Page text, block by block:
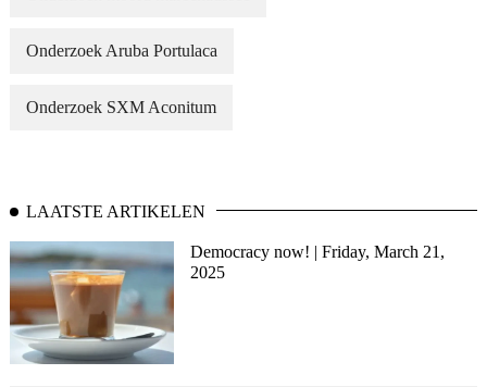
Onderzoek Aruba Portulaca
Onderzoek SXM Aconitum
LAATSTE ARTIKELEN
Democracy now! | Friday, March 21,
2025